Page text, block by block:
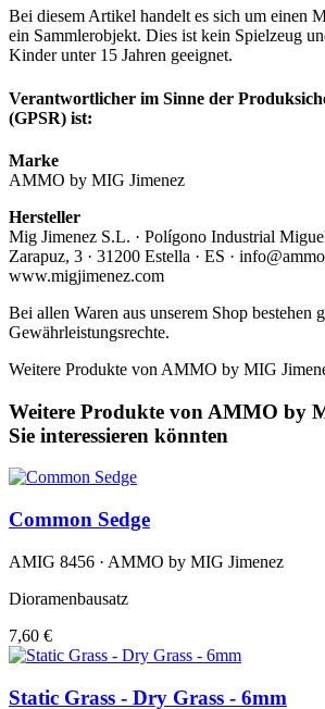
Bei diesem Artikel handelt es sich um einen
ein Sammlerobjekt. Dies ist kein Spielzeug
Kinder unter 15 Jahren geeignet.
Verantwortlicher im Sinne der
(GPSR) ist:
Marke
AMMO by MIG Jimenez
Hersteller
Mig Jimenez S.L. · Polígono Industrial
Zarapuz, 3 · 31200 Estella · ES ·
www.migjimenez.com
Bei allen Waren aus unserem Shop bestehen
Gewährleistungsrechte.
Weitere Produkte von AMMO by MIG
Weitere Produkte von AMMO by
Sie interessieren könnten
Common Sedge
AMIG 8456 · AMMO by MIG Jimenez
Dioramenbausatz
7,60 €
Static Grass - Dry Grass - 6mm